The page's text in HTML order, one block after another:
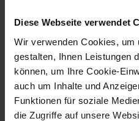
Diese Webseite verwendet
Wir verwenden Cookies,
gestalten, Ihnen Leistungen
können, um Ihre Cookie-
auch um Inhalte und
Funktionen für soziale
die Zugriffe auf unsere
Kürzung der
1942
Aufhebung der
Altenburg und